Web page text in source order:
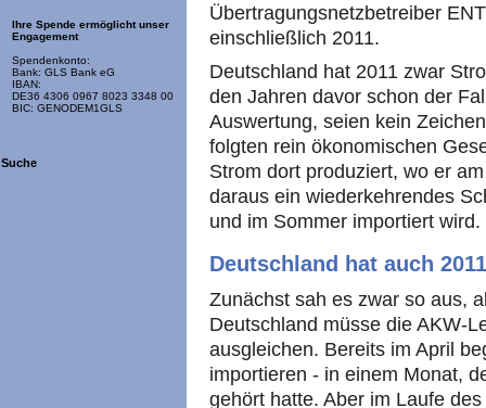
Ihre Spende ermöglicht unser
Engagement
Spendenkonto:
Bank: GLS Bank eG
IBAN:
DE36 4306 0967 8023 3348 00
BIC: GENODEM1GLS
Suche
Übertragungsnetzbetreiber
einschließlich 2011.
Deutschland hat 2011 zwar
den Jahren davor schon der
Auswertung, seien kein
folgten rein ökonomischen
Strom dort produziert, wo er
daraus ein wiederkehrendes
und im Sommer importiert wird.
Deutschland hat auch
Zunächst sah es zwar so aus,
Deutschland müsse die AKW-
ausgleichen. Bereits im April
importieren - in einem Monat,
gehört hatte. Aber im Laufe